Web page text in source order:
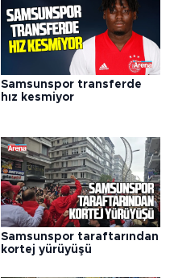
Samsunspor transferde
hız kesmiyor
Samsunspor taraftarından
kortej yürüyüşü